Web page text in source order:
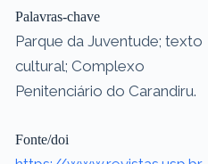
Palavras-chave
Parque da Juventude; texto
cultural; Complexo
Penitenciário do Carandiru.
Fonte/doi